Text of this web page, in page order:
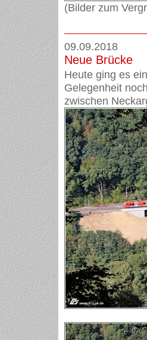
(Bilder zum
09.09.2018
Neue Brücke
Heute ging es
Gelegenheit
zwischen